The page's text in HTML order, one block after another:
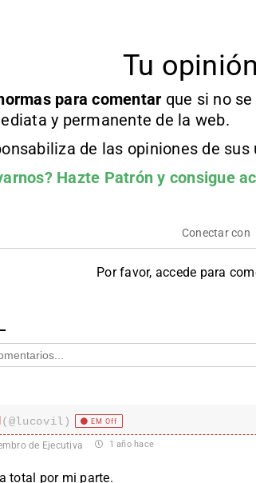
Tu opinión
para comentar que si no
y permanente de la web.
de las opiniones de sus
Hazte Patrón y consigue
Conectar con
Por favor, accede para
(@lucovil) EM Off
de Ejecutiva 1 año hace
total por mi parte.